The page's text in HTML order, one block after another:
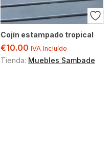
Cojín estampado tropical
€10.00 IVA Incluído
Tienda: Muebles Sambade